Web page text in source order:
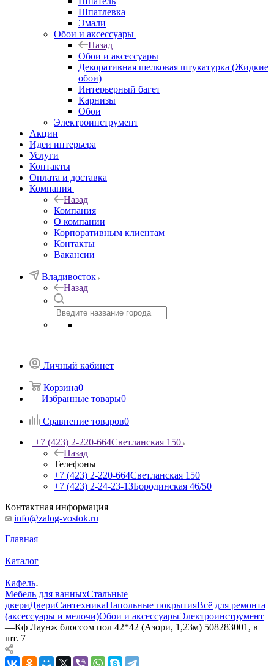
Шпатлевка
Эмали
Обои и аксессуары
Назад
Обои и аксессуары
Декоративная шелковая штукатурка (Жидкие
обои)
Интерьерный багет
Карнизы
Обои
Электроинструмент
Акции
Идеи интерьера
Услуги
Контакты
Оплата и доставка
Компания
Назад
Компания
О компании
Корпоративным клиентам
Контакты
Вакансии
Владивосток
Назад
Личный кабинет
Корзина0
Избранные товары0
Сравнение товаров0
+7 (423) 2-220-664Светланская 150
Назад
Телефоны
+7 (423) 2-220-664Светланская 150
+7 (423) 2-24-23-13Бородинская 46/50
Контактная информация
info@zalog-vostok.ru
Главная
—
Каталог
—
Кафель
Мебель для ванныхСтальные
двериДвериСантехникаНапольные покрытияВсё для ремонта
(аксессуары и мелочи)Обои и аксессуарыЭлектроинструмент
—Кф Лаунж блоссом пол 42*42 (Азори, 1,23м) 508283001, в
шт. 7